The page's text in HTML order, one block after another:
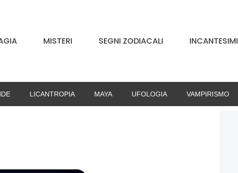
MISTERI SEGNI ZODIACALI INCANTESIMI
LICANTROPIA MAYA UFOLOGIA VAMPIRISMO